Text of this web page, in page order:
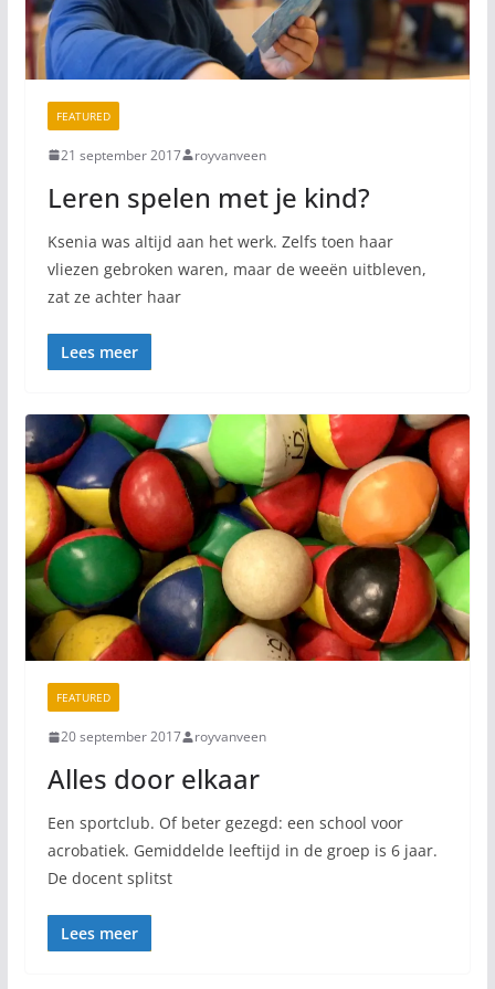
FEATURED
21 september 2017 royvanveen
Leren spelen met je kind?
Ksenia was altijd aan het werk. Zelfs toen haar
vliezen gebroken waren, maar de weeën uitbleven,
zat ze achter haar
Lees meer
FEATURED
20 september 2017 royvanveen
Alles door elkaar
Een sportclub. Of beter gezegd: een school voor
acrobatiek. Gemiddelde leeftijd in de groep is 6 jaar.
De docent splitst
Lees meer